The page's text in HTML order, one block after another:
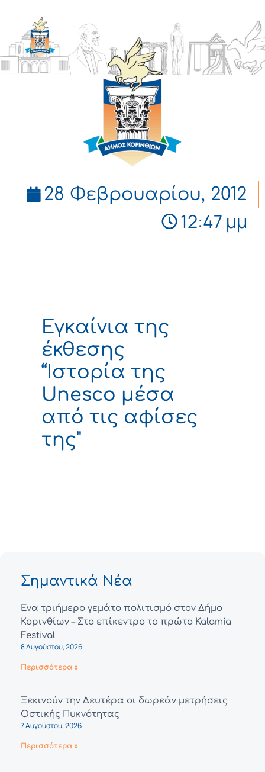
ΔΗΜΟΣ
ΚΟΡΙΝΘΙΩΝ
28 Φεβρουαρίου, 2012
12:47 μμ
Εγκαίνια της
έκθεσης
“Ιστορία της
Unesco μέσα
από τις αφίσες
της"
Σημαντικά Νέα
Ένα τριήμερο γεμάτο πολιτισμό στον Δήμο
Κορινθίων – Στο επίκεντρο το πρώτο Kalamia
Festival
8 Αυγούστου, 2026
Περισσότερα »
Ξεκινούν την Δευτέρα οι δωρεάν μετρήσεις
Οστικής Πυκνότητας
7 Αυγούστου, 2026
Περισσότερα »